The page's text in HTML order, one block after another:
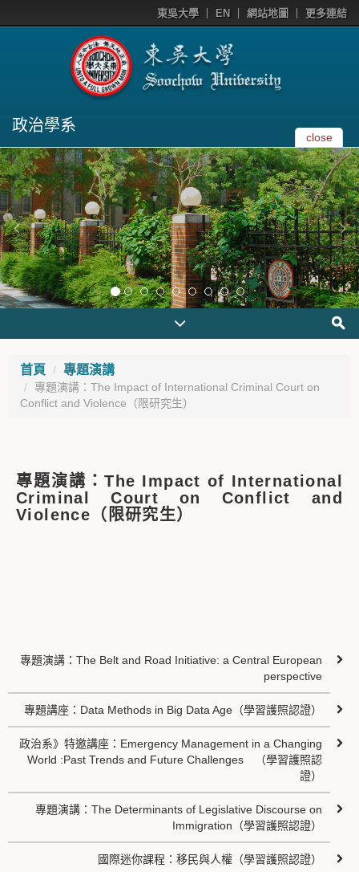
東吳大學 EN 網站地圖 更多連結
政治學系
close
首頁 專題演講
專題演講：The Impact of International Criminal Court on
Conflict and Violence（限研究生）
專題演講：The Impact of International
Criminal Court on Conflict and
Violence（限研究生）
專題演講：The Belt and Road Initiative: a Central European
perspective
專題講座：Data Methods in Big Data Age（學習護照認證）
政治系》特邀講座：Emergency Management in a Changing
World :Past Trends and Future Challenges （學習護照認
證）
專題演講：The Determinants of Legislative Discourse on
Immigration（學習護照認證）
國際迷你課程：移民與人權（學習護照認證）